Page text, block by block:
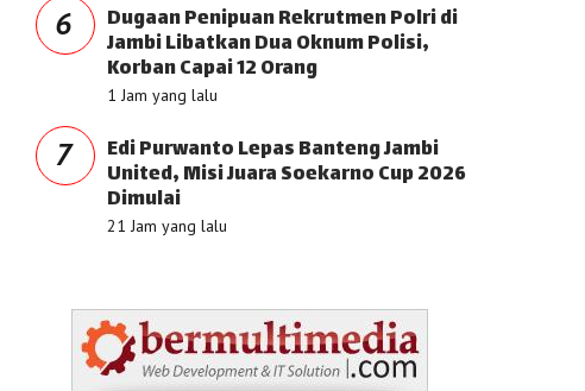
6 Dugaan Penipuan Rekrutmen Polri di
Jambi Libatkan Dua Oknum Polisi,
Korban Capai 12 Orang
1 Jam yang lalu
7 Edi Purwanto Lepas Banteng Jambi
United, Misi Juara Soekarno Cup 2026
Dimulai
21 Jam yang lalu